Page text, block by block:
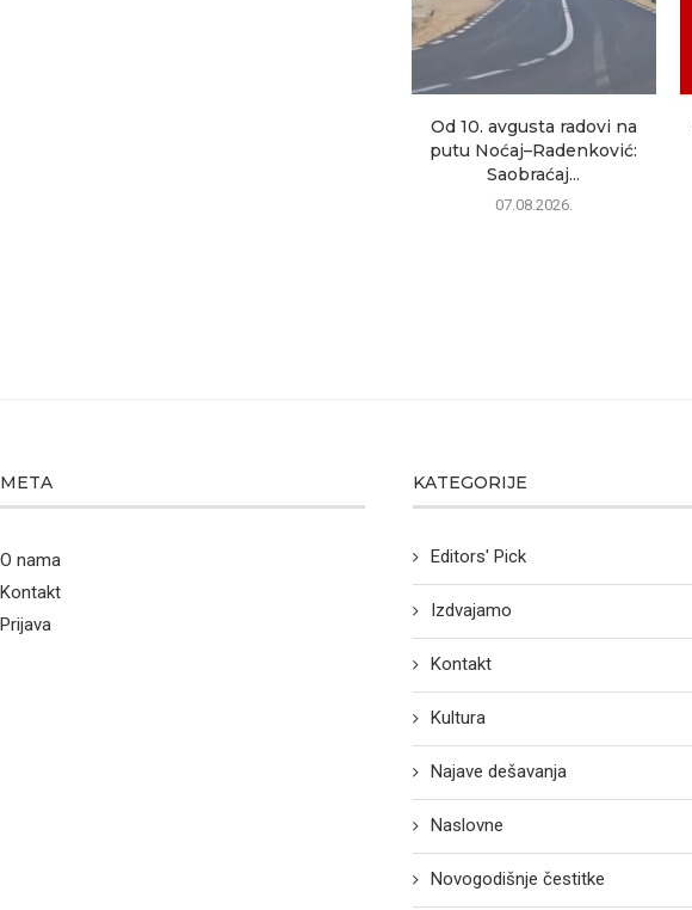
Od 10. avgusta radovi na
putu Noćaj–Radenković:
Saobraćaj...
07.08.2026.
META
O nama
Kontakt
Prijava
KATEGORIJE
Editors' Pick
Izdvajamo
Kontakt
Kultura
Najave dešavanja
Naslovne
Novogodišnje čestitke